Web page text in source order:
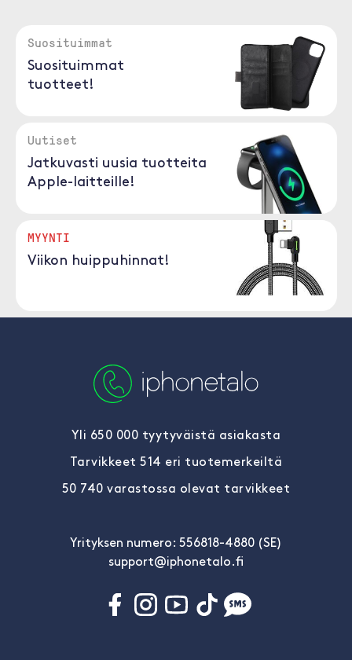
Suosituimmat
Suosituimmat
tuotteet!
Uutiset
Jatkuvasti uusia tuotteita
Apple-laitteille!
MYYNTI
Viikon huippuhinnat!
Yli 650 000 tyytyväistä asiakasta
Tarvikkeet 514 eri tuotemerkeiltä
50 740 varastossa olevat tarvikkeet
Yrityksen numero: 556818-4880 (SE)
support@iphonetalo.fi